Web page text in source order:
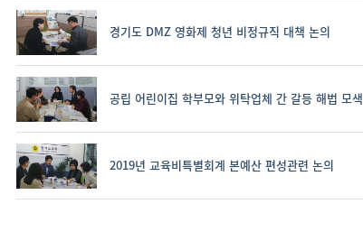
경기도 DMZ 영화제 청년 비정규직 대책 논의
공립 어린이집 학부모와 위탁업체 간 갈등 해법 모색
2019년 교육비특별회계 본예산 편성관련 논의